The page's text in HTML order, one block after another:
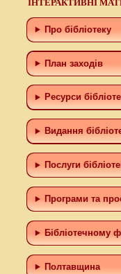
ІНТЕРАКТИВНІ
Про бібліотеку
План заходів
Ресурси
Видання
Послуги
Програми та
Бiблiотечному
Полтавщина